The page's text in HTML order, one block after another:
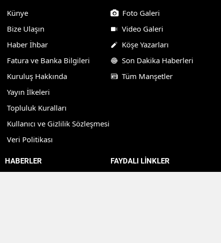
Künye
Bize Ulaşın
Haber İhbar
Fatura ve Banka Bilgileri
Kuruluş Hakkında
Yayın İlkeleri
Topluluk Kuralları
Kullanıcı ve Gizlilik Sözleşmesi
Veri Politikası
Foto Galeri
Video Galeri
Köşe Yazarları
Son Dakika Haberleri
Tüm Manşetler
HABERLER FAYDALI LİNKLER